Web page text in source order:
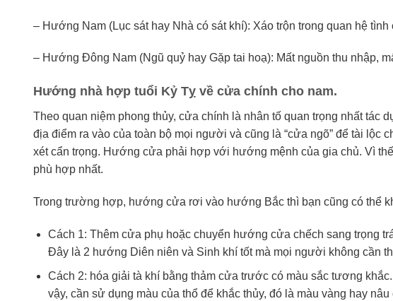
– Hướng Nam (Lục sát hay Nhà có sát khí): Xáo trộn trong quan hệ tình
– Hướng Đông Nam (Ngũ quỷ hay Gặp tai hoạ): Mất nguồn thu nhập,
Hướng nhà hợp tuổi Kỷ Tỵ về cửa chính cho nam.
Theo quan niệm phong thủy, cửa chính là nhân tố quan trọng nhất tác
địa điểm ra vào của toàn bộ mọi người và cũng là “cửa ngõ” để tài lộc
xét cẩn trọng. Hướng cửa phải hợp với hướng mệnh của gia chủ. Vì
phù hợp nhất.
Trong trường hợp, hướng cửa rơi vào hướng Bắc thì bạn cũng có thể
Cách 1: Thêm cửa phụ hoặc chuyển hướng cửa chếch sang trọng
Đây là 2 hướng Diên niên và Sinh khí tốt mà mọi người không cần
Cách 2: hóa giải tà khí bằng thảm cửa trước có màu sắc tương
vậy, cần sử dụng màu của thổ để khắc thủy, đó là màu vàng hay nâu